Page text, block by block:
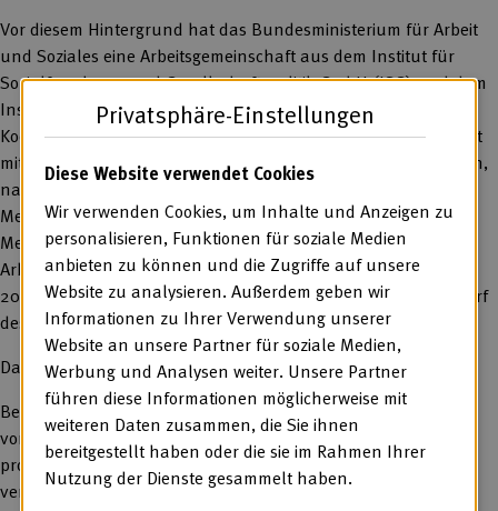
Vor diesem Hintergrund hat das Bundesministerium für Arbeit
und Soziales eine Arbeitsgemeinschaft aus dem Institut für
Sozialforschung und Gesellschaftspolitik GmbH (ISG) und dem
Institut für angewandte Sozialwissenschaft GmbH (infas) in
Kooperation mit Prof. Dr. Felix Welti und Prof. Dr. Arnold Pracht
mit dem Forschungsvorhaben „Studie zu einem transparenten,
nachhaltigen und zukunftsfähigen Entgeltsystem für
Menschen mit Behinderungen in Werkstätten für behinderte
Menschen und deren Perspektiven auf dem allgemeinen
Arbeitsmarkt“ beauftragt. Das Forschungsvorhaben soll Ende
2023 abgeschlossen sein. Bereits Anfang 2023 soll der Entwurf
des Abschlussberichts vorliegen.
Das Forschungsvorhaben soll Ende 2023 abgeschlossen sein.
Bereits Anfang 2023 soll der Entwurf des Abschlussberichts
vorliegen. Die BAG WfbM begleitet den Prozess von Beginn an
proaktiv und ist in der Steuerungsgruppe auf Bundesebene
vertreten.
Privatsphäre-Einstellungen
Diese Website verwendet Cookies
Wir verwenden Cookies, um Inhalte und Anzeigen zu
personalisieren, Funktionen für soziale Medien
anbieten zu können und die Zugriffe auf unsere
Website zu analysieren. Außerdem geben wir
Informationen zu Ihrer Verwendung unserer
Website an unsere Partner für soziale Medien,
Werbung und Analysen weiter. Unsere Partner
führen diese Informationen möglicherweise mit
weiteren Daten zusammen, die Sie ihnen
bereitgestellt haben oder die sie im Rahmen Ihrer
Nutzung der Dienste gesammelt haben.